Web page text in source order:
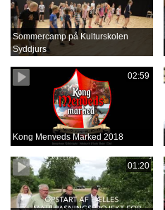
Sommercamp på Kulturskolen
Syddjurs
02:59
Kong Menveds Marked 2018
01:20